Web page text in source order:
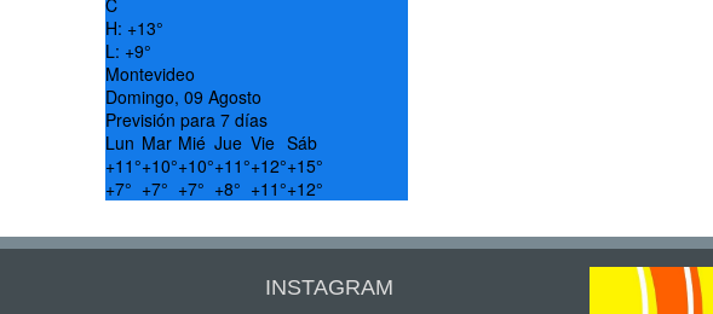
C
H: +13°
L: +9°
Montevideo
Domingo, 09 Agosto
Previsión para 7 días
Lun Mar Mié Jue Vie Sáb
+11°+10°+10°+11°+12°+15°
+7° +7° +7° +8° +11°+12°
INSTAGRAM